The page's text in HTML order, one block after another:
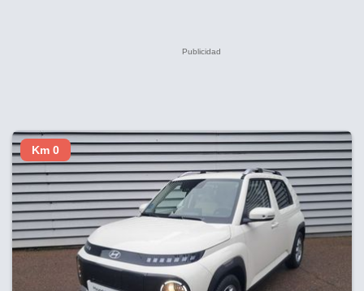
Km 0